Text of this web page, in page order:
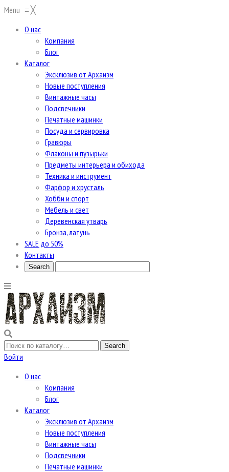
Menu ≡╳
О нас
Компания
Блог
Каталог
Эксклюзив от Архаизм
Новые поступления
Винтажные часы
Подсвечники
Печатные машинки
Посуда и сервировка
Гравюры
Флаконы и пузырьки
Предметы интерьера и обихода
Техника и инструмент
Фарфор и хрусталь
Хобби и спорт
Мебель и свет
Деревенская утварь
Бронза, латунь
SALE до 50%
Контакты
Войти
О нас
Компания
Блог
Каталог
Эксклюзив от Архаизм
Новые поступления
Винтажные часы
Подсвечники
Печатные машинки